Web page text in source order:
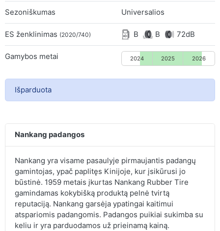
Sezoniškumas Universalios
ES ženklinimas (2020/740) B B 72dB
Gamybos metai 2024 2025 2026
Išparduota
Nankang padangos
Nankang yra visame pasaulyje pirmaujantis padangų
gamintojas, ypač paplitęs Kinijoje, kur įsikūrusi jo
būstinė. 1959 metais įkurtas Nankang Rubber Tire
gamindamas kokybišką produktą pelnė tvirtą
reputaciją. Nankang garsėja ypatingai kaitimui
atspariomis padangomis. Padangos puikiai sukimba su
keliu ir yra parduodamos už prieinamą kainą.